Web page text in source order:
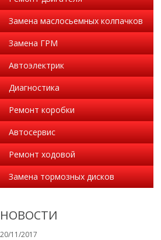
Замена маслосьемных колпачков
Замена ГРМ
Автоэлектрик
Диагностика
Ремонт коробки
Автосервис
Ремонт ходовой
Замена тормозных дисков
НОВОСТИ
20/11/2017